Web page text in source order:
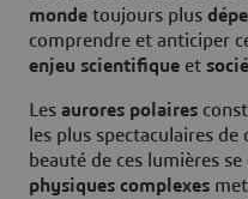
monde toujours plus
comprendre et anticiper
enjeu scientifique et
Les aurores polaires
les plus spectaculaires
beauté de ces lumières se
physiques complexes